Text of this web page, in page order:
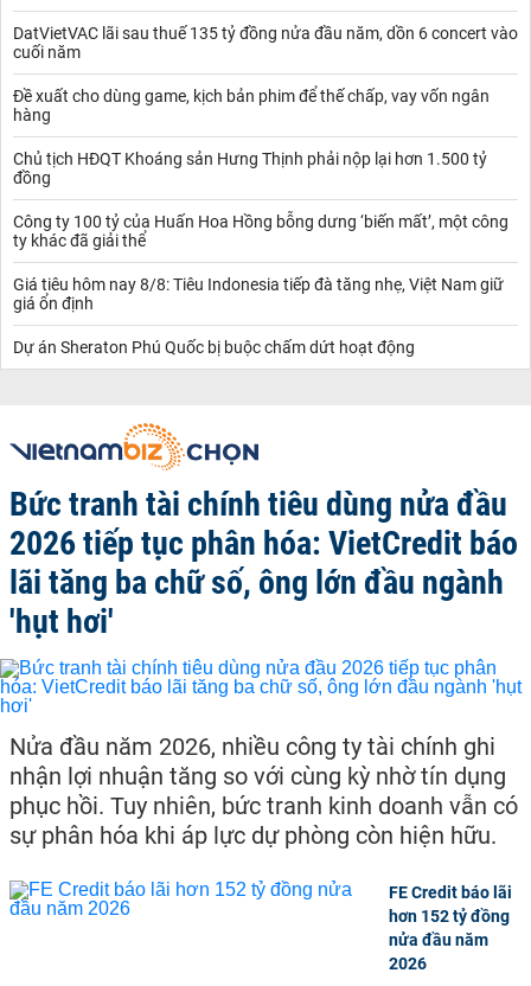
DatVietVAC lãi sau thuế 135 tỷ đồng nửa đầu năm, dồn 6 concert vào
cuối năm
Đề xuất cho dùng game, kịch bản phim để thế chấp, vay vốn ngân
hàng
Chủ tịch HĐQT Khoáng sản Hưng Thịnh phải nộp lại hơn 1.500 tỷ
đồng
Công ty 100 tỷ của Huấn Hoa Hồng bỗng dưng ‘biến mất’, một công
ty khác đã giải thể
Giá tiêu hôm nay 8/8: Tiêu Indonesia tiếp đà tăng nhẹ, Việt Nam giữ
giá ổn định
Dự án Sheraton Phú Quốc bị buộc chấm dứt hoạt động
Bức tranh tài chính tiêu dùng nửa đầu
2026 tiếp tục phân hóa: VietCredit báo
lãi tăng ba chữ số, ông lớn đầu ngành
'hụt hơi'
Nửa đầu năm 2026, nhiều công ty tài chính ghi
nhận lợi nhuận tăng so với cùng kỳ nhờ tín dụng
phục hồi. Tuy nhiên, bức tranh kinh doanh vẫn có
sự phân hóa khi áp lực dự phòng còn hiện hữu.
FE Credit báo lãi
hơn 152 tỷ đồng
nửa đầu năm
2026